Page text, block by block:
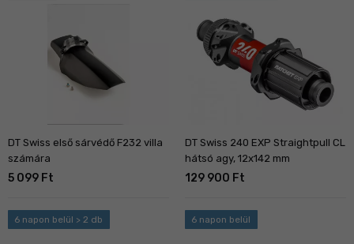
DT Swiss első sárvédő F232 villa
számára
5 099 Ft
DT Swiss 240 EXP Straightpull CL
hátsó agy, 12x142 mm
129 900 Ft
6 napon belül > 2 db 6 napon belül